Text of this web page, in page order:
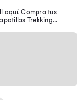
aquí. Compra tus
Trekking